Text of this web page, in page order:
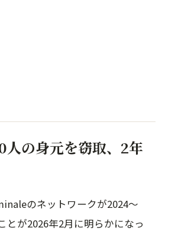
の身元を窃取、2年
のネットワークが2024〜
とが2026年2月に明らかになっ